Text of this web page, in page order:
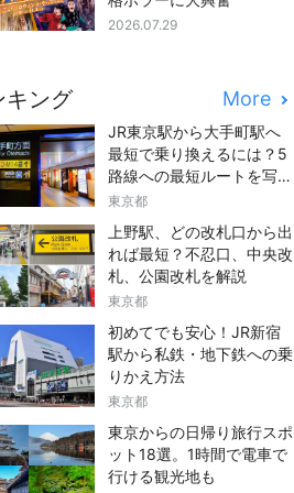
2026.07.29
キング More
JR東京駅から大手町駅へ
最短で乗り換えるには？5
路線への最短ルートを写真
つきでご紹介
東京都
上野駅、どの改札口から出
れば最短？不忍口、中央改
札、公園改札を解説
東京都
初めてでも安心！JR新宿
駅から私鉄・地下鉄への乗
りかえ方法
東京都
東京からの日帰り旅行スポ
ット18選。1時間で電車で
行ける観光地も